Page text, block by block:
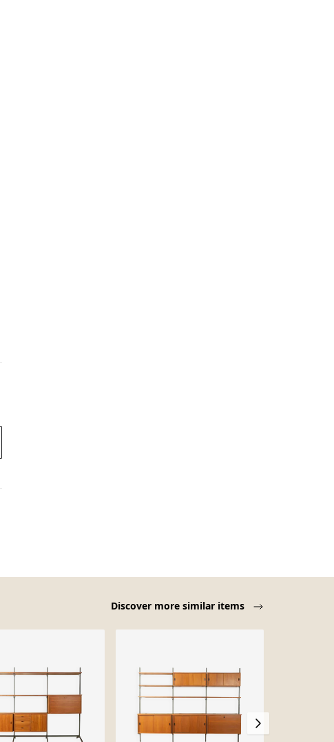
Discover more similar items